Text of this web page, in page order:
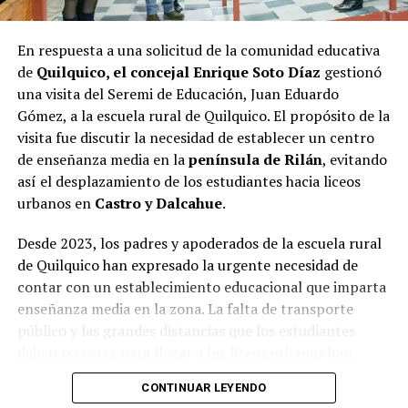
En respuesta a una solicitud de la comunidad educativa
de Quilquico, el concejal Enrique Soto Díaz gestionó
una visita del Seremi de Educación, Juan Eduardo
Gómez, a la escuela rural de Quilquico. El propósito de la
visita fue discutir la necesidad de establecer un centro
de enseñanza media en lapenínsula de Rilán, evitando
así el desplazamiento de los estudiantes hacia liceos
urbanos en Castro y Dalcahue.
Desde 2023, los padres y apoderados de la escuela rural
de Quilquico han expresado la urgente necesidad de
contar con un establecimiento educacional que imparta
enseñanza media en la zona. La falta de transporte
público y las grandes distancias que los estudiantes
generado preocupaciones sobre el desapego familiar y el
aumento de la deserción escolar.
CONTINUAR LEYENDO